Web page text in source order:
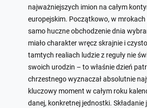
najważniejszych imion na całym
europejskim. Początkowo, w mrokach
samo huczne obchodzenie dnia
miało charakter wręcz skrajnie i
tamtych realiach ludzie z reguły nie
swoich urodzin – to właśnie dzień
chrzestnego wyznaczał absolutnie
kluczowy moment w całym roku
danej, konkretnej jednostki.